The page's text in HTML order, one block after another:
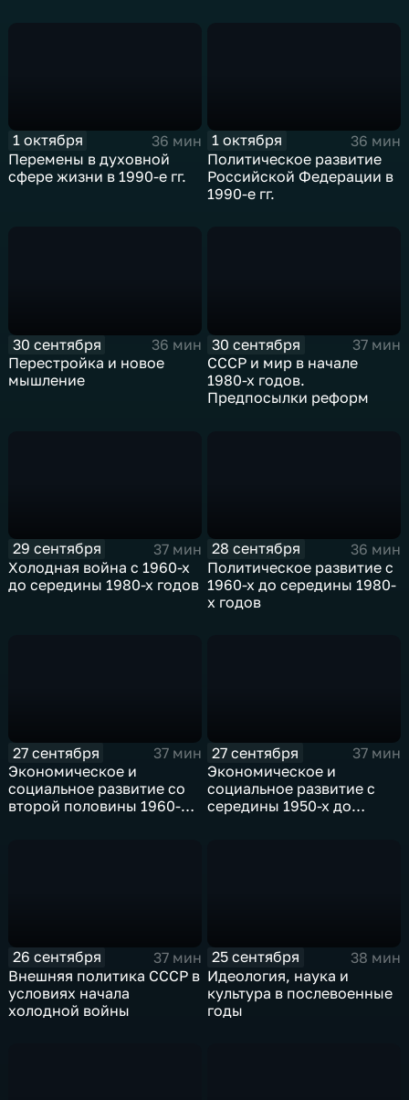
1 октября
36 мин
Перемены в духовной
сфере жизни в 1990-е гг.
1 октября
36 мин
Политическое развитие
Российской Федерации в
1990-е гг.
30 сентября
36 мин
Перестройка и новое
мышление
30 сентября
37 мин
СССР и мир в начале
1980-х годов.
Предпосылки реформ
29 сентября
37 мин
Холодная война с 1960-х
до середины 1980-х годов
28 сентября
36 мин
Политическое развитие с
1960-х до середины 1980-
х годов
27 сентября
37 мин
Экономическое и
социальное развитие со
второй половины 1960-х
27 сентября
37 мин
Экономическое и
социальное развитие с
середины 1950-х до
26 сентября
37 мин
Внешняя политика СССР в
условиях начала
холодной войны
25 сентября
38 мин
Идеология, наука и
культура в послевоенные
годы